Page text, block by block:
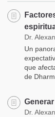
Dr.
Un
que
de
Dr.